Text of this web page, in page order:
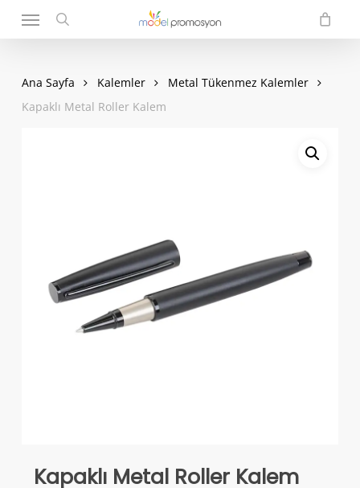
search
Menu
Ana Sayfa Kalemler
Metal Tükenmez Kalemler
Kapaklı Metal Roller Kalem
Kapaklı Metal Roller Kalem